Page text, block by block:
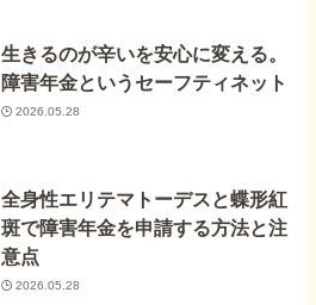
生きるのが辛いを安心に変える。
障害年金というセーフティネット
2026.05.28
全身性エリテマトーデスと蝶形紅
斑で障害年金を申請する方法と注
意点
2026.05.28